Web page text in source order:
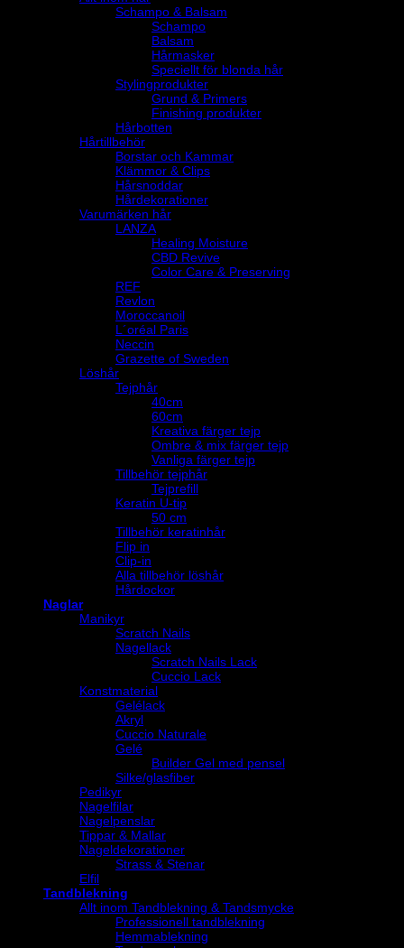
Schampo & Balsam
Schampo
Balsam
Hårmasker
Speciellt för blonda hår
Stylingprodukter
Grund & Primers
Finishing produkter
Hårbotten
Hårtillbehör
Borstar och Kammar
Klämmor & Clips
Hårsnoddar
Hårdekorationer
Varumärken hår
LANZA
Healing Moisture
CBD Revive
Color Care & Preserving
REF
Revlon
Moroccanoil
L´oréal Paris
Neccin
Grazette of Sweden
Löshår
Tejphår
40cm
60cm
Kreativa färger tejp
Ombre & mix färger tejp
Vanliga färger tejp
Tillbehör tejphår
Tejprefill
Keratin U-tip
50 cm
Tillbehör keratinhår
Flip in
Clip-in
Alla tillbehör löshår
Hårdockor
Naglar
Manikyr
Scratch Nails
Nagellack
Scratch Nails Lack
Cuccio Lack
Konstmaterial
Gelélack
Akryl
Cuccio Naturale
Gelé
Builder Gel med pensel
Silke/glasfiber
Pedikyr
Nagelfilar
Nagelpenslar
Tippar & Mallar
Nageldekorationer
Strass & Stenar
Elfil
Tandblekning
Allt inom Tandblekning & Tandsmycke
Professionell tandblekning
Hemmablekning